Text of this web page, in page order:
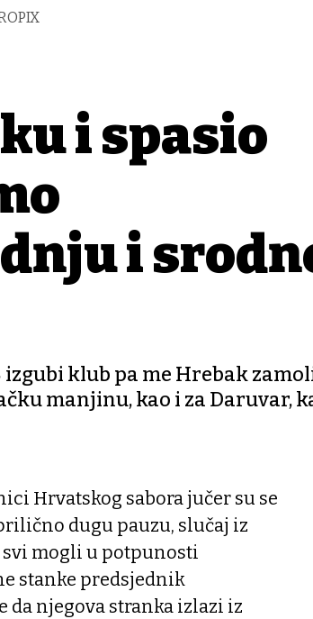
i spasio
i
klub pa me Hrebak
manjinu, kao i za Daruvar,
Hrvatskog sabora jučer su se
dugu pauzu, slučaj iz
mogli u potpunosti
stanke predsjednik
da njegova stranka izlazi iz